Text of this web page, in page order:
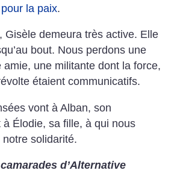
la paix.
Gisèle demeura très active. Elle
bout. Nous perdons une
amie, une militante dont la force,
étaient communicatifs.
vont à Alban, son
à Élodie, sa fille, à qui nous
solidarité.
d’Alternative